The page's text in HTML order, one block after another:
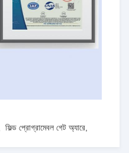
ফিল্ড প্রোগ্রামেবল গেট অ্যারে